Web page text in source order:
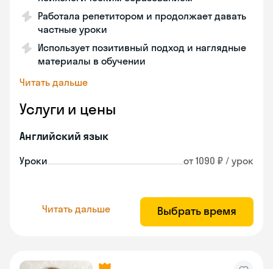
Работала репетитором и продолжает давать
частные уроки
Использует позитивный подход и наглядные
материалы в обучении
Читать дальше
Услуги и цены
Английский язык
Уроки от 1090 ₽ / урок
Читать дальше Выбрать время